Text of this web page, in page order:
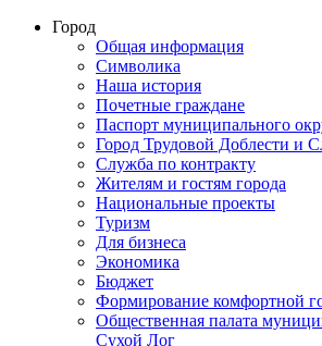
Город
Общая информация
Символика
Наша история
Почетные граждане
Паспорт муниципального
Город Трудовой Доблести и
Служба по контракту
Жителям и гостям города
Национальные проекты
Туризм
Для бизнеса
Экономика
Бюджет
Формирование комфортной
Общественная палата
Сухой Лог